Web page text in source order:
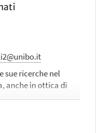
sue ricerche nel
anche in ottica di
in ambito francese